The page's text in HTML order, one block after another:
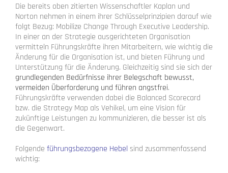
Die bereits oben zitierten Wissenschaftler Kaplan und
Norton nehmen in einem ihrer Schlüsselprinzipien darauf wie
folgt Bezug: Mobilize Change Through Executive Leadership.
In einer an der Strategie ausgerichteten Organisation
vermitteln Führungskräfte ihren Mitarbeitern, wie wichtig die
Änderung für die Organisation ist, und bieten Führung und
Unterstützung für die Änderung. Gleichzeitig sind sie sich der
grundlegenden Bedürfnisse ihrer Belegschaft bewusst,
vermeiden Überforderung und führen angstfrei.
Führungskräfte verwenden dabei die Balanced Scorecard
bzw. die Strategy Map als Vehikel, um eine Vision für
zukünftige Leistungen zu kommunizieren, die besser ist als
die Gegenwart.
Folgende führungsbezogene Hebel sind zusammenfassend
wichtig: